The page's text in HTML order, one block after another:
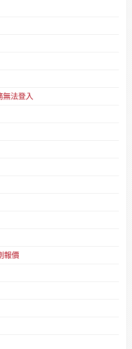
無法登入
報價